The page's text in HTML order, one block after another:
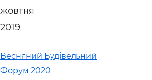
жовтня
2019
Весняний Будівельний
Форум 2020